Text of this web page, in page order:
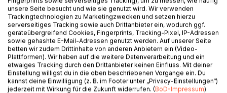
lernen. Konfrontiert von Ängsten vor unbekannten Kulturen
und Sprachen, mit seinen 26 Jahren entschied Dirk in
seinen letzten Kontinent einzutauchen, Lateinamerika.
So erwarteten ihn eine Stadt mit Tangoseele, die
Einsamkeit Patagoniens, die gewaltigen Anden, die Musik
von den Hochebenen, die Indianervölker vom Amazonas,
die Hitze der karibischen Strände und die Tradition
Mittelamerikas. Er durchquerte Lateinamerika über Wasser,
unsere Seite besucht und wie sie genutzt wird. Wir verwenden
Trackingtechnologien zu Marketingzwecken und setzen hierzu
serverseitiges Tracking sowie auch Drittanbieter ein, wodurch ggf.
geräteübergreifend Cookies, Fingerprints, Tracking-Pixel, IP-Adressen
sowie gehashte E-Mail-Adressen genutzt werden. Auf unserer Seite
betten wir zudem Drittinhalte von anderen Anbietern ein (Video-
Plattformen). Wir haben auf die weitere Datenverarbeitung und ein
etwaiges Tracking durch den Drittanbieter keinen Einfluss. Mit deiner
Einstellung willigst du in die oben beschriebenen Vorgänge ein. Du
kannst deine Einwilligung (z. B. im Footer unter „Privacy-Einstellungen“)
jederzeit mit Wirkung für die Zukunft widerrufen. (BoD-Impressum)